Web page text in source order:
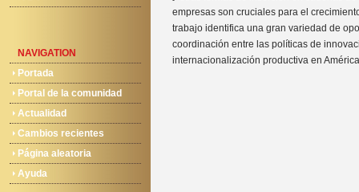
NAVIGATION
Portada
Portal de la comunidad
Actualidad
Cambios recientes
Página aleatoria
Ayuda
empresas son cruciales para el
trabajo identifica una gran variedad de
coordinación entre las políticas de
internacionalización productiva en